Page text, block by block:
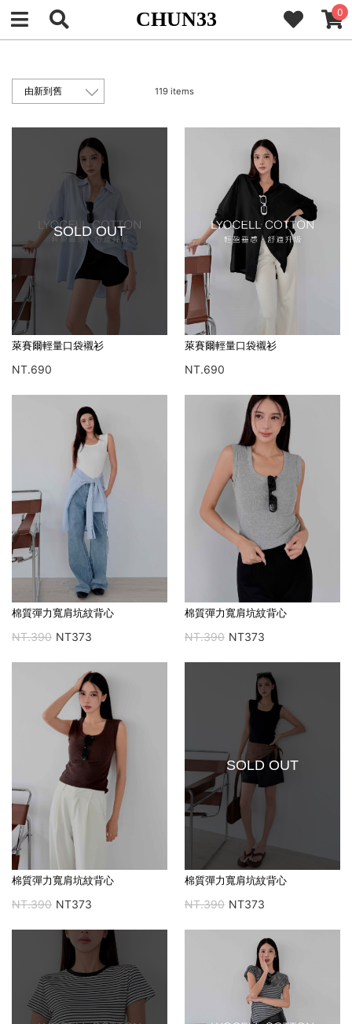
CHUN33 0
119 items
SOLD OUT
萊賽爾輕量口袋襯衫
NT.690
萊賽爾輕量口袋襯衫
NT.690
棉質彈力寬肩坑紋背心
NT.390 NT373
棉質彈力寬肩坑紋背心
NT.390 NT373
棉質彈力寬肩坑紋背心
NT.390 NT373
SOLD OUT
棉質彈力寬肩坑紋背心
NT.390 NT373